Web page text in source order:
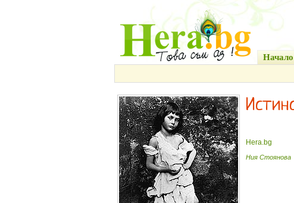
Начало
Hera.bg
Ния Стоянова